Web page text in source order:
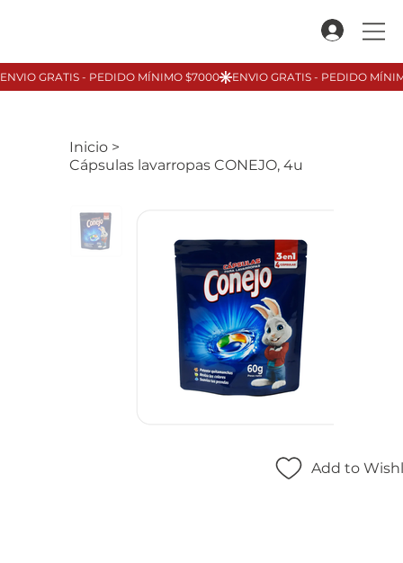
Inicio >
Cápsulas lavarropas CONEJO, 4u
Add to